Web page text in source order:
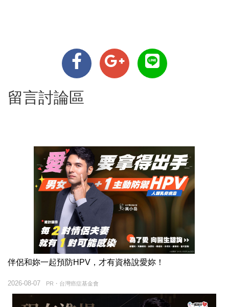
留言討論區
伴侶和妳一起預防HPV，才有資格說愛妳！
PR・台灣癌症基金會
2026-08-07